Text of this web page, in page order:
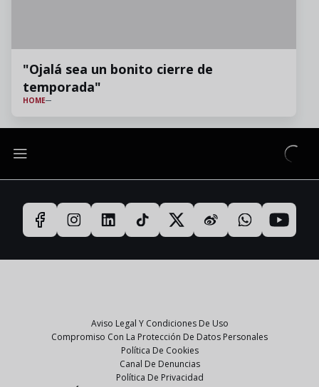
"Ojalá sea un bonito cierre de
temporada"
HOME
Aviso Legal Y Condiciones De Uso
Compromiso Con La Protección De Datos Personales
Política De Cookies
Canal De Denuncias
Política De Privacidad